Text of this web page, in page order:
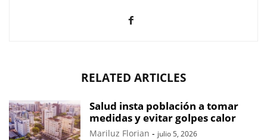
RELATED ARTICLES
Salud insta población a tomar
medidas y evitar golpes calor
Mariluz Florian - julio 5, 2026